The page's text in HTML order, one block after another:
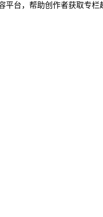
平台，帮助创作者获取专栏